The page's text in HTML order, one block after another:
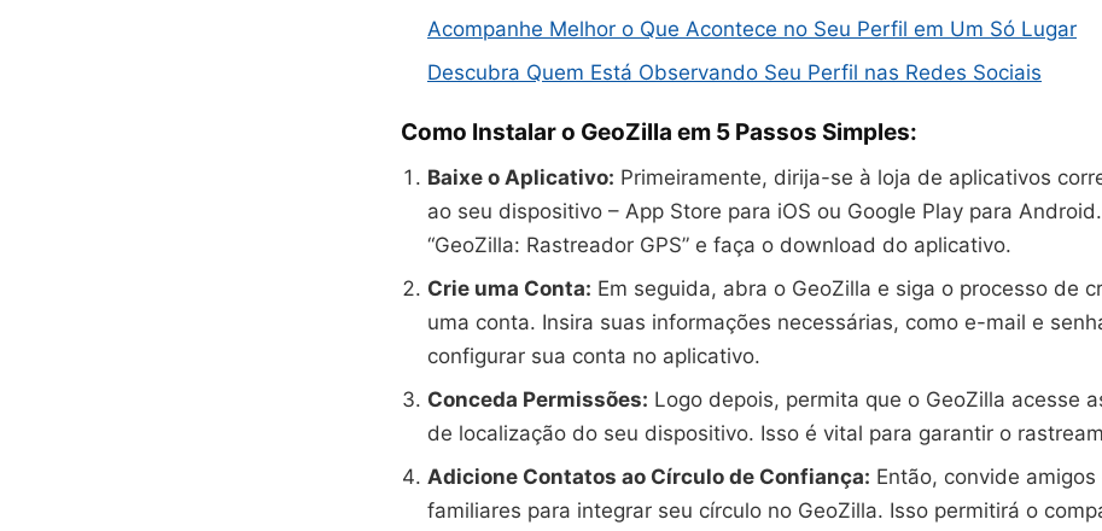
Acompanhe Melhor o Que Acontece no Seu Perfil em Um Só Lugar
Descubra Quem Está Observando Seu Perfil nas Redes Sociais
Como Instalar o GeoZilla em 5 Passos Simples:
Baixe o Aplicativo: Primeiramente, dirija-se à loja de aplicativos
ao seu dispositivo – App Store para iOS ou Google Play para
“GeoZilla: Rastreador GPS” e faça o download do aplicativo.
Crie uma Conta: Em seguida, abra o GeoZilla e siga o processo de
uma conta. Insira suas informações necessárias, como e-mail e
configurar sua conta no aplicativo.
Conceda Permissões: Logo depois, permita que o GeoZilla acesse
de localização do seu dispositivo. Isso é vital para garantir o
Adicione Contatos ao Círculo de Confiança: Então, convide amigos
familiares para integrar seu círculo no GeoZilla. Isso permitirá o